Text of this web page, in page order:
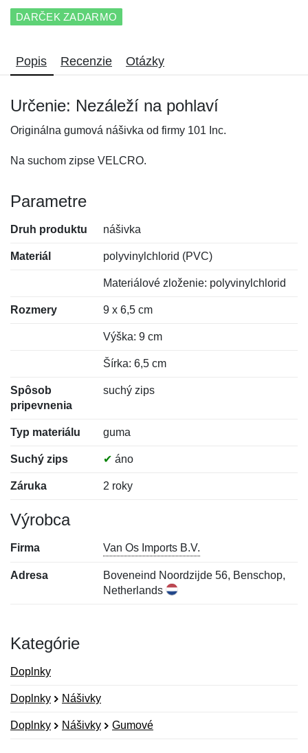
DARČEK ZADARMO
Popis Recenzie Otázky
Určenie: Nezáleží na pohlaví
Originálna gumová nášivka od firmy 101 Inc.
Na suchom zipse VELCRO.
Parametre
Druh produktu nášivka
Materiál polyvinylchlorid (PVC)
Materiálové zloženie: polyvinylchlorid
Rozmery 9 x 6,5 cm
Výška: 9 cm
Šírka: 6,5 cm
Spôsob
pripevnenia
suchý zips
Typ materiálu guma
Suchý zips ✔ áno
Záruka 2 roky
Výrobca
Firma Van Os Imports B.V.
Adresa
Boveneind Noordzijde 56, Benschop,
Netherlands
Kategórie
Doplnky
Doplnky Nášivky
Doplnky Nášivky Gumové